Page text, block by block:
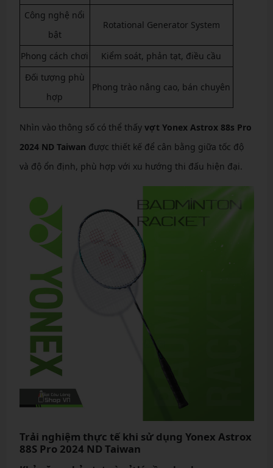
Công nghệ nổi
bật
Rotational Generator System
Phong cách chơi
Kiểm soát, phản tạt, điều cầu
Đối tượng phù
hợp
Phong trào nâng cao, bán chuyên
Nhìn vào thông số có thể thấy vợt Yonex Astrox 88s Pro
2024 ND Taiwan được thiết kế để cân bằng giữa tốc độ
và độ ổn định, phù hợp với xu hướng thi đấu hiện đại.
Trải nghiệm thực tế khi sử dụng Yonex Astrox
88S Pro 2024 ND Taiwan